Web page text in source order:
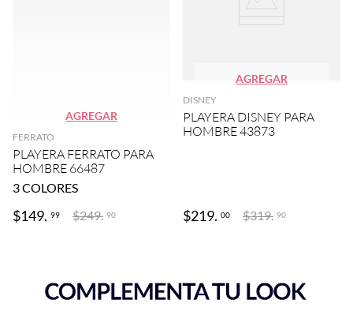
AGREGAR
FERRATO
PLAYERA FERRATO PARA
HOMBRE 66487
3COLORES
$149. 99 $249. 90
AGREGAR
DISNEY
PLAYERA DISNEY PARA
HOMBRE 43873
$219. 00 $319. 90